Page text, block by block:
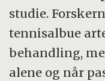
gjentatte,
overbelastning
Behandles med
studie.
tennisalbue
behandling,
alene og når